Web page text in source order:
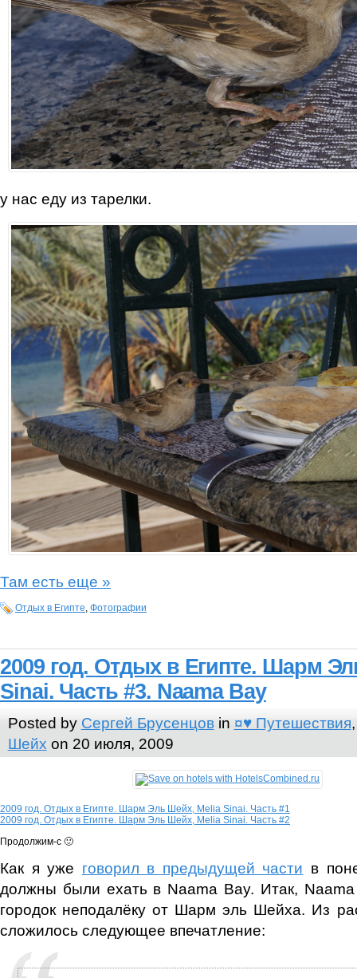
у нас еду из тарелки.
Там есть еще »
Отдых в Египте, Фотографии
2009 год. Отдых в Египте. Шарм
Sinai. Часть #3. Naama Bay
Posted by Сергей Брусенцовin ¤♥ Путешествия
Шейх on 20 июля, 2009
2009 год. Отдых в Египте. Шарм Эль Шейх, Melia Sinai. Часть #1
2009 год. Отдых в Египте. Шарм Эль Шейх, Melia Sinai. Часть #2
Продолжим-с 🙂
Как я уже говорил в предыдущей части в
должны были ехать в Naama Bay. Итак,
городок неподалёку от Шарм эль Шейха. Из
сложилось следующее впечатление: